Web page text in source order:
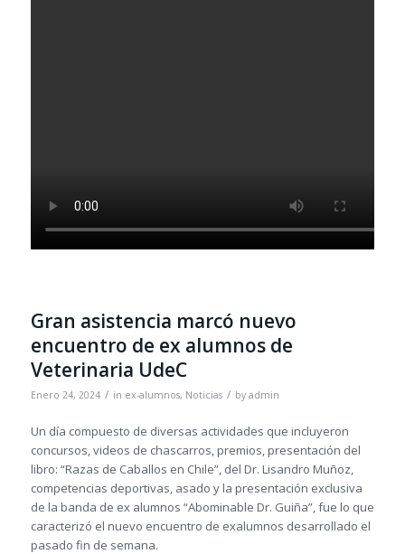
Gran asistencia marcó nuevo
encuentro de ex alumnos de
Veterinaria UdeC
Enero 24, 2024 / in ex-alumnos, Noticias / by admin
Un día compuesto de diversas actividades que incluyeron
concursos, videos de chascarros, premios, presentación del
libro: “Razas de Caballos en Chile”, del Dr. Lisandro Muñoz,
competencias deportivas, asado y la presentación exclusiva
de la banda de ex alumnos “Abominable Dr. Guiña”, fue lo que
caracterizó el nuevo encuentro de exalumnos desarrollado el
pasado fin de semana.